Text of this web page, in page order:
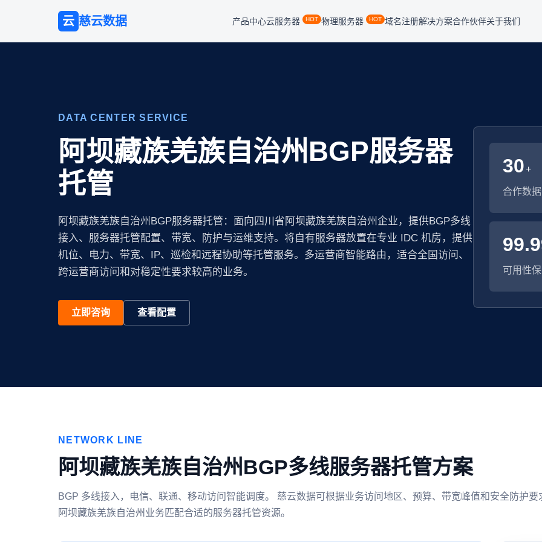
云 慈云数据 产品中心云服务器 HOT 物理服务器 HOT 域名注册解决方案合作伙伴关于我们
DATA CENTER SERVICE
阿坝藏族羌族自治州BGP服务器
托管
阿坝藏族羌族自治州BGP服务器托管：面向四川省阿坝藏族羌族自治州企业，提供BGP多线
接入、服务器托管配置、带宽、防护与运维支持。将自有服务器放置在专业 IDC 机房，提供
机位、电力、带宽、IP、巡检和远程协助等托管服务。多运营商智能路由，适合全国访问、
跨运营商访问和对稳定性要求较高的业务。
立即咨询 查看配置
30 +
合作数
可用性
NETWORK LINE
阿坝藏族羌族自治州BGP多线服务器托管方案
BGP 多线接入，电信、联通、移动访问智能调度。 慈云数据可根据业务访问地区、预算、带宽峰值和安全防护要
阿坝藏族羌族自治州业务匹配合适的服务器托管资源。